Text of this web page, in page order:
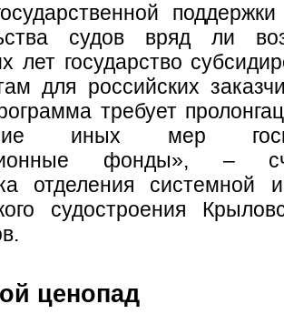
судов вряд ли
лет государство
для российских
требует
иных мер
фонды», –
отделения системной
судостроения
ценопад